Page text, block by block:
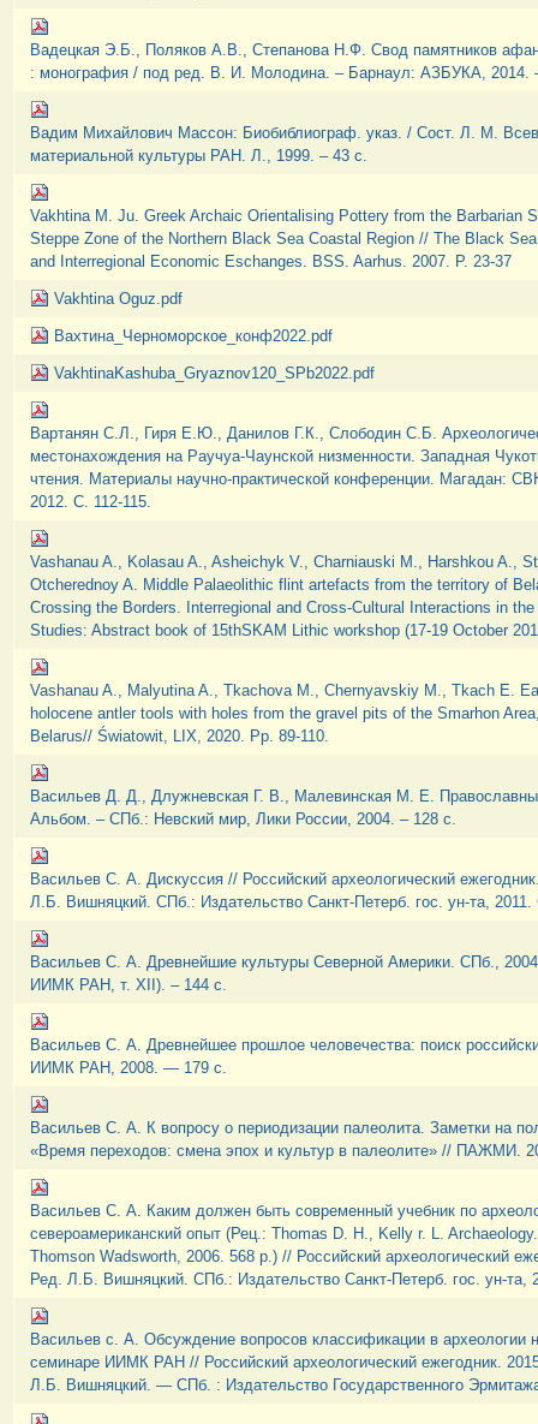
Вадецкая Э.Б., Поляков А.В., Степанова Н.Ф. Свод памятников
: монография / под ред. В. И. Молодина. – Барнаул: АЗБУКА, 2014.
Вадим Михайлович Массон: Биобиблиограф. указ. / Сост. Л. М.
материальной культуры РАН. Л., 1999. – 43 с.
Vakhtina M. Ju. Greek Archaic Orientalising Pottery from the Barbarian
Steppe Zone of the Northern Black Sea Coastal Region // The Black
and Interregional Economic Eschanges. BSS. Aarhus. 2007. P. 23-37
Vakhtina Oguz.pdf
Вахтина_Черноморское_конф2022.pdf
VakhtinaKashuba_Gryaznov120_SPb2022.pdf
Вартанян С.Л., Гиря Е.Ю., Данилов Г.К., Слободин С.Б.
местонахождения на Раучуа-Чаунской низменности. Западная
чтения. Материалы научно-практической конференции. Магадан:
2012. С. 112-115.
Vashanau A., Kolasau A., Asheichyk V., Charniauski M., Harshkou A.,
Otcherednoy A. Middle Palaeolithic flint artefacts from the territory of
Crossing the Borders. Interregional and Cross-Cultural Interactions in
Studies: Abstract book of 15thSKAM Lithic workshop (17-19 October
Vashanau A., Malyutina A., Tkachova M., Chernyavskiy M., Tkach E.
holocene antler tools with holes from the gravel pits of the Smarhon
Belarus// Światowit, LIX, 2020. Pp. 89-110.
Васильев Д. Д., Длужневская Г. В., Малевинская М. Е.
Альбом. – СПб.: Невский мир, Лики России, 2004. – 128 с.
Васильев С. А. Дискуссия // Российский археологический
Л.Б. Вишняцкий. СПб.: Издательство Санкт-Петерб. гос. ун-та, 2011.
Васильев С. А. Древнейшие культуры Северной Америки. СПб.,
ИИМК РАН, т. XII). – 144 с.
Васильев С. А. Древнейшее прошлое человечества: поиск
ИИМК РАН, 2008. — 179 с.
Васильев С. А. К вопросу о периодизации палеолита. Заметки на
«Время переходов: смена эпох и культур в палеолите» // ПАЖМИ.
Васильев С. А. Каким должен быть современный учебник по
североамериканский опыт (Рец.: Thomas D. H., Kelly r. L.
Thomson Wadsworth, 2006. 568 p.) // Российский археологический
Ред. Л.Б. Вишняцкий. СПб.: Издательство Санкт-Петерб. гос. ун-та,
Васильев с. А. Обсуждение вопросов классификации в археологии
семинаре ИИМК РАН // Российский археологический ежегодник.
Л.Б. Вишняцкий. — СПб. : Издательство Государственного